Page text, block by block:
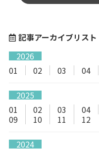
記事アーカイブリスト
2026
01
02 03 04
2025
01
02 03 04
09
10 11 12
2024